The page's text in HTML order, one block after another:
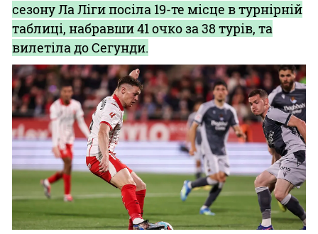
сезону Ла Ліги посіла 19-те місце в турнірній
таблиці, набравши 41 очко за 38 турів, та
вилетіла до Сегунди.